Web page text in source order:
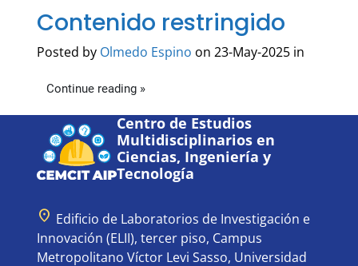
Contenido restringido
Posted by Olmedo Espino on 23-May-2025 in
Continue reading »
Centro de Estudios
Multidisciplinarios en
Ciencias, Ingeniería y
Tecnología
location_on Edificio de Laboratorios de Investigación e
Innovación (ELII), tercer piso, Campus
Metropolitano Víctor Levi Sasso, Universidad